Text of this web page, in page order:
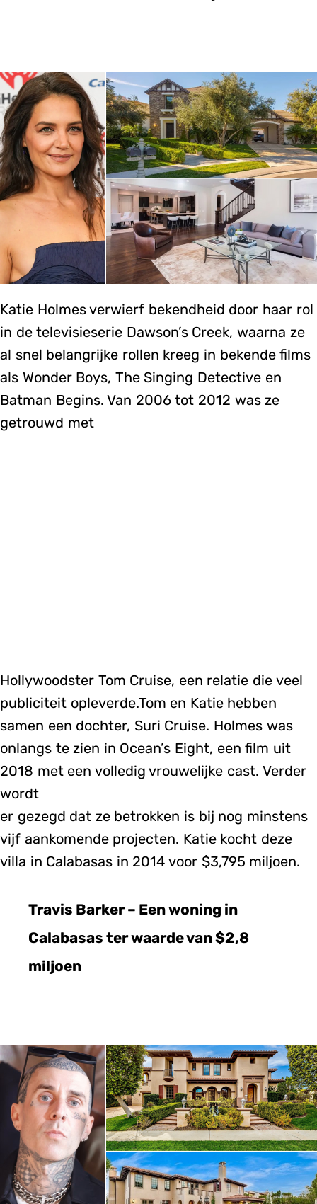
Katie Holmes verwierf bekendheid door haar rol
in de televisieserie Dawson’s Creek, waarna ze
al snel belangrijke rollen kreeg in bekende films
als Wonder Boys, The Singing Detective en
Batman Begins. Van 2006 tot 2012 was ze
getrouwd met
Hollywoodster Tom Cruise, een relatie die veel
publiciteit opleverde.Tom en Katie hebben
samen een dochter, Suri Cruise. Holmes was
onlangs te zien in Ocean’s Eight, een film uit
2018 met een volledig vrouwelijke cast. Verder
wordt
er gezegd dat ze betrokken is bij nog minstens
vijf aankomende projecten. Katie kocht deze
villa in Calabasas in 2014 voor $3,795 miljoen.
Travis Barker – Een woning in
Calabasas ter waarde van $2,8
miljoen